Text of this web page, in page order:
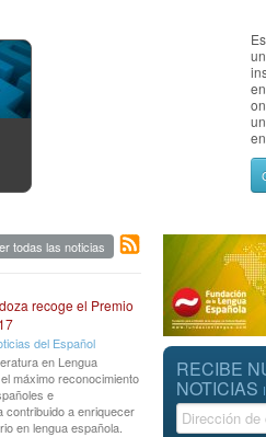
todas las noticias
recoge el Premio
del Español
en Lengua
máximo reconocimiento
e
contribuido a enriquecer
en lengua española.
RECIBE
NOTICIAS